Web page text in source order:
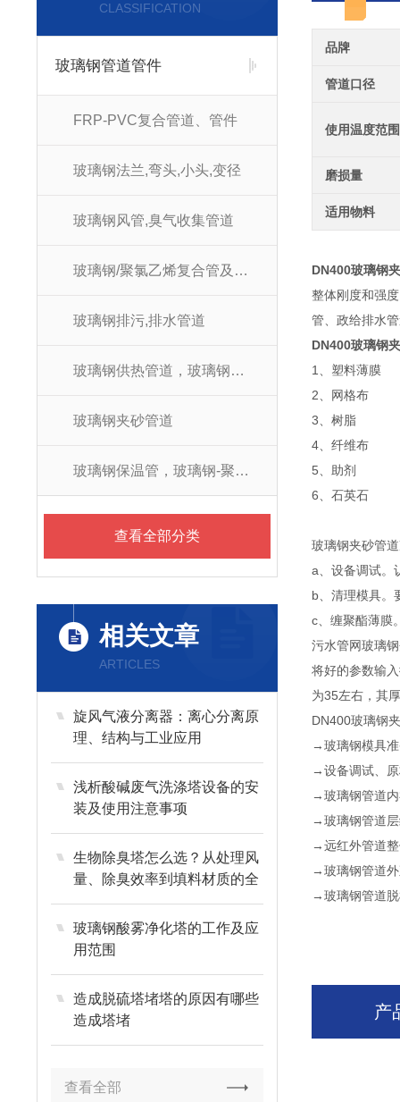
CLASSIFICATION
玻璃钢管道管件
FRP-PVC复合管道、管件
玻璃钢法兰,弯头,小头,变径
玻璃钢风管,臭气收集管道
玻璃钢/聚氯乙烯复合管及管件
玻璃钢排污,排水管道
玻璃钢供热管道，玻璃钢供暖管道
玻璃钢夹砂管道
玻璃钢保温管，玻璃钢-聚氨酯防腐保温管
查看全部分类
相关文章
ARTICLES
旋风气液分离器：离心分离原
理、结构与工业应用
浅析酸碱废气洗涤塔设备的安
装及使用注意事项
生物除臭塔怎么选？从处理风
量、除臭效率到填料材质的全
维度选型指南
玻璃钢酸雾净化塔的工作及应
用范围
造成脱硫塔堵塔的原因有哪些
造成塔堵
查看全部
品牌
管道口径
使用温度范围
磨损量
适用物料
DN400玻璃钢
整体刚度和强
管、政给排水
DN400玻璃钢
1、塑料薄膜
2、网格布
3、树脂
4、纤维布
5、助剂
6、石英石
玻璃钢夹砂管
a、设备调试。
b、清理模具。
c、缠聚酯薄膜
污水管网玻璃
将好的参数输
为35左右，其
DN400玻璃钢
→玻璃钢模具
→设备调试、
→玻璃钢管道
→玻璃钢管道
→远红外管道
→玻璃钢管道
→玻璃钢管道
产